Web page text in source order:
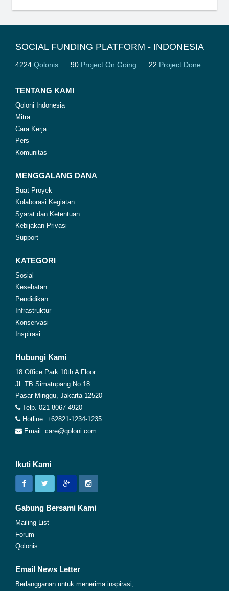
SOCIAL FUNDING PLATFORM - INDONESIA
4224 Qolonis 90 Project On Going 22 Project Done
TENTANG KAMI
Qoloni Indonesia
Mitra
Cara Kerja
Pers
Komunitas
MENGGALANG DANA
Buat Proyek
Kolaborasi Kegiatan
Syarat dan Ketentuan
Kebijakan Privasi
Support
KATEGORI
Sosial
Kesehatan
Pendidikan
Infrastruktur
Konservasi
Inspirasi
Hubungi Kami
18 Office Park 10th A Floor
Jl. TB Simatupang No.18
Pasar Minggu, Jakarta 12520
Telp. 021-8067-4920
Hotline. +62821-1234-1235
Email. care@qoloni.com
Ikuti Kami
Gabung Bersami Kami
Mailing List
Forum
Qolonis
Email News Letter
Berlangganan untuk menerima inspirasi,